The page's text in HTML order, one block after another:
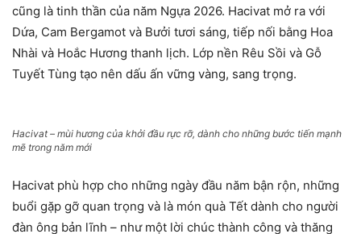
cũng là tinh thần của năm Ngựa 2026. Hacivat mở ra với
Dứa, Cam Bergamot và Bưởi tươi sáng, tiếp nối bằng Hoa
Nhài và Hoắc Hương thanh lịch. Lớp nền Rêu Sồi và Gỗ
Tuyết Tùng tạo nên dấu ấn vững vàng, sang trọng.
Hacivat – mùi hương của khởi đầu rực rỡ, dành cho những bước tiến mạnh
mẽ trong năm mới
Hacivat phù hợp cho những ngày đầu năm bận rộn, những
buổi gặp gỡ quan trọng và là món quà Tết dành cho người
đàn ông bản lĩnh – như một lời chúc thành công và thăng